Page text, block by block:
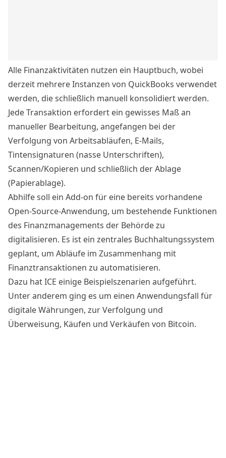
Alle Finanzaktivitäten nutzen ein Hauptbuch, wobei
derzeit mehrere Instanzen von QuickBooks verwendet
werden, die schließlich manuell konsolidiert werden.
Jede Transaktion erfordert ein gewisses Maß an
manueller Bearbeitung, angefangen bei der
Verfolgung von Arbeitsabläufen, E-Mails,
Tintensignaturen (nasse Unterschriften),
Scannen/Kopieren und schließlich der Ablage
(Papierablage).
Abhilfe soll ein Add-on für eine bereits vorhandene
Open-Source-Anwendung, um bestehende Funktionen
des Finanzmanagements der Behörde zu
digitalisieren. Es ist ein zentrales Buchhaltungssystem
geplant, um Abläufe im Zusammenhang mit
Finanztransaktionen zu automatisieren.
Dazu hat ICE einige Beispielszenarien aufgeführt.
Unter anderem ging es um einen Anwendungsfall für
digitale Währungen, zur Verfolgung und
Überweisung, Käufen und Verkäufen von Bitcoin.